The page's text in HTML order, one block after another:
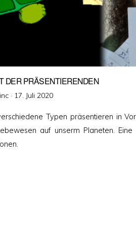
DER PRÄSENTIERENDEN
· Veröffentlicht
17. Juli 2020
Typen präsentieren in
auf unserm Planeten.